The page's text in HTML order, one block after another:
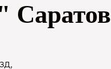
Саратов